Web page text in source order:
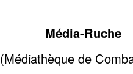
Média-Ruche
(Médiathèque de